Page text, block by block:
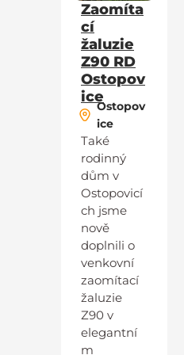
Zaomíta
cí
žaluzie
Z90 RD
Ostopov
ice
Ostopov
ice
Také
rodinný
dům v
Ostopovicí
ch jsme
nově
doplnili o
venkovní
zaomítací
žaluzie
Z90 v
elegantní
m